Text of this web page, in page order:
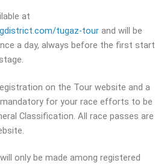
at
tugaz-tourand will be
a day, always before the first start
on the Tour website and a
for your race efforts to be
Classification. All race passes are
only be made among registered